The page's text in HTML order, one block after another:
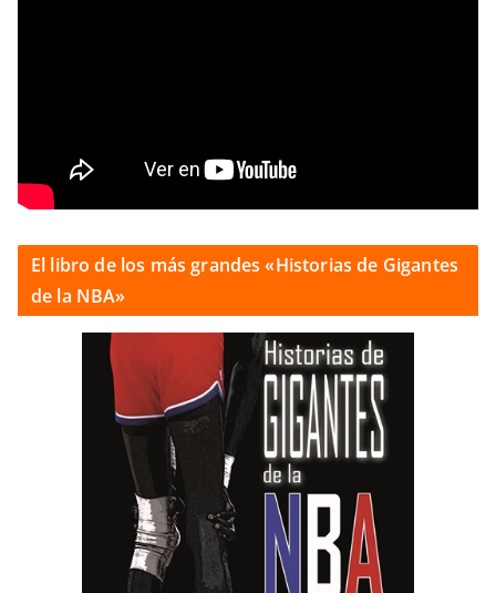
El libro de los más grandes «Historias de Gigantes
de la NBA»